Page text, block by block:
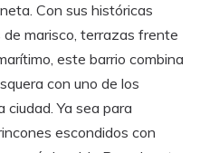
Con sus históricas
marisco, terrazas frente
este barrio combina
con uno de los
Ya sea para
escondidos con